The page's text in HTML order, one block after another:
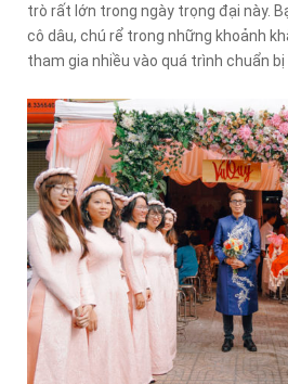
trò rất lớn trong ngày trọng đại này.
cô dâu, chú rể trong những khoảnh
tham gia nhiều vào quá trình chuẩn